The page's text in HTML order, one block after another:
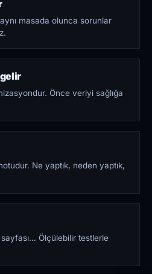
masada olunca sorunlar
Önce veriyi sağlığa
Ne yaptık, neden yaptık,
sayfası… Ölçülebilir testlerle